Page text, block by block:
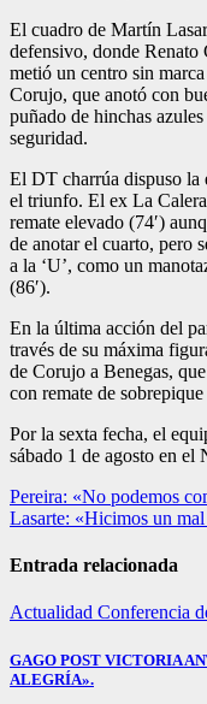
El cuadro de Martín
defensivo, donde Renato
metió un centro sin
Corujo, que anotó con
puñado de hinchas
seguridad.
El DT charrúa dispuso la
el triunfo. El ex La
remate elevado (74′)
de anotar el cuarto, pero
a la ‘U’, como un
(86′).
En la última acción del
través de su máxima
de Corujo a Benegas,
con remate de
Por la sexta fecha, el
sábado 1 de agosto en el
Navegación
de
entradas
Pereira: «No podemos
Lasarte: «Hicimos un
Entrada relacionada
Actualidad Conferencia
GAGO POST VICTORIA
ALEGRÍA».